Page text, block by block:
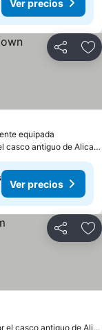
Ver precios
Compartir
equipada
casco antiguo de
Ver precios
Compartir
el casco antiguo de